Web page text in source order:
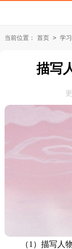
当前位置： 首页 > 学
描写
（1）描写人